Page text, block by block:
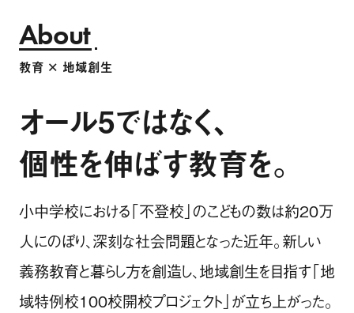
About
教育 × 地域創生
オール5ではなく、
個性を伸ばす教育を。
小中学校における「不登校」のこどもの数は約20万
人にのぼり、深刻な社会問題となった近年。新しい
義務教育と暮らし方を創造し、地域創生を目指す「地
域特例校100校開校プロジェクト」が立ち上がった。